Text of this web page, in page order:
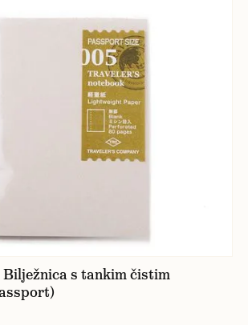
s tankim čistim